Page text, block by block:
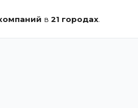
в 21 городах.